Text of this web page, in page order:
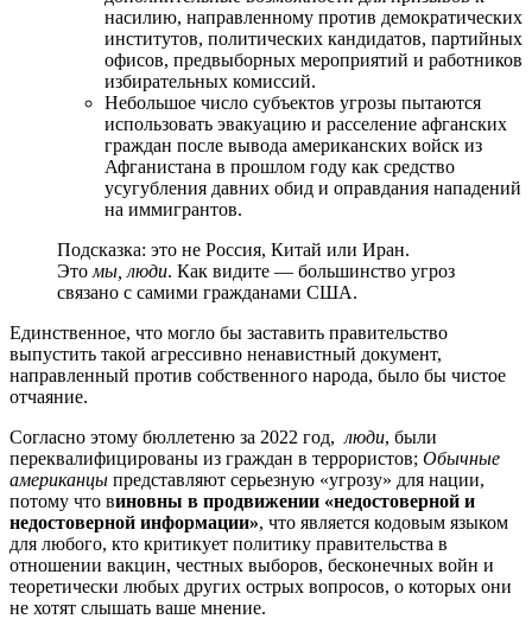
насилию, направленному против демократических
институтов, политических кандидатов, партийных
офисов, предвыборных мероприятий и работников
избирательных комиссий.
Небольшое число субъектов угрозы пытаются
использовать эвакуацию и расселение афганских
граждан после вывода американских войск из
Афганистана в прошлом году как средство
усугубления давних обид и оправдания нападений
на иммигрантов.
Подсказка: это не Россия, Китай или Иран.
Это мы, люди. Как видите — большинство угроз
связано с самими гражданами США.
Единственное, что могло бы заставить правительство
выпустить такой агрессивно ненавистный документ,
направленный против собственного народа, было бы чистое
отчаяние.
Согласно этому бюллетеню за 2022 год, люди, были
переквалифицированы из граждан в террористов; Обычные
американцы представляют серьезную «угрозу» для нации,
потому что виновны в продвижении «недостоверной и
недостоверной информации», что является кодовым языком
для любого, кто критикует политику правительства в
отношении вакцин, честных выборов, бесконечных войн и
теоретически любых других острых вопросов, о которых они
не хотят слышать ваше мнение.